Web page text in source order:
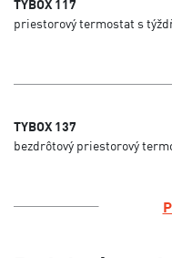
TYBOX 117
priestorový termostat s
TYBOX 137
bezdrôtový priestorový